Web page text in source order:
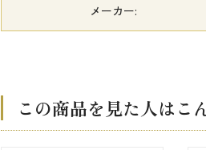
メーカー:
この商品を見た人はこ